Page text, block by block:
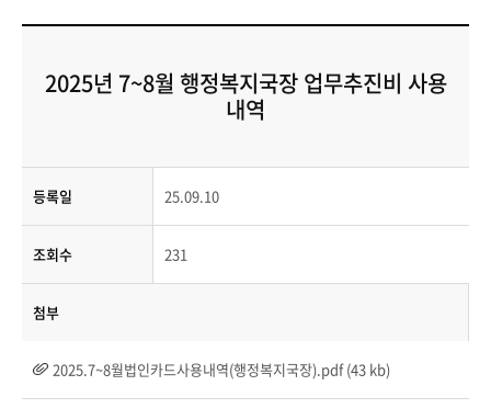
2025년 7~8월 행정복지국장 업무추진비 사용
내역
등록일 25.09.10
조회수 231
첨부
2025.7~8월법인카드사용내역(행정복지국장).pdf (43 kb)